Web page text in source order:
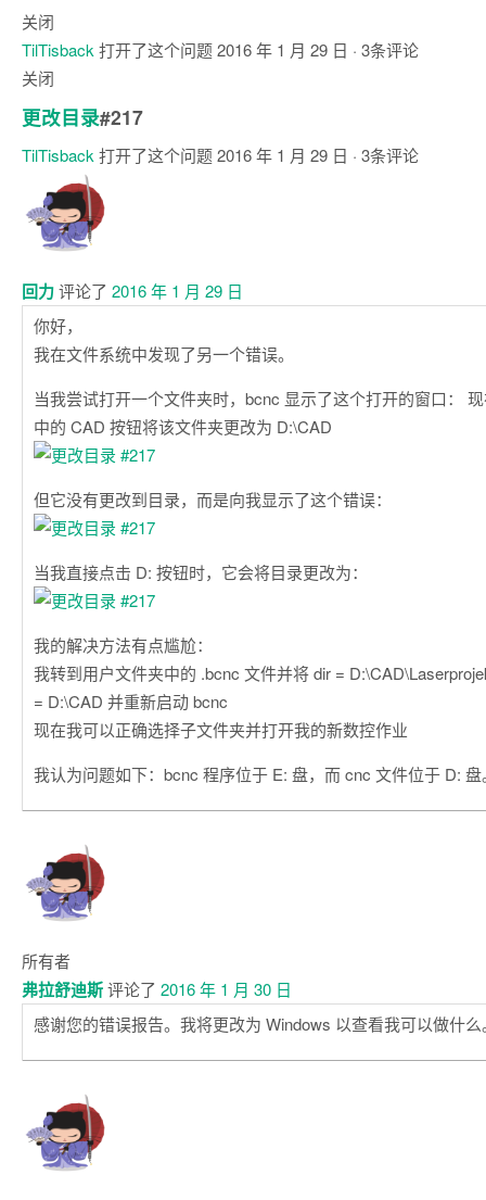
关闭
TilTisback 打开了这个问题2016 年 1 月 29 日 · 3条评论
关闭
更改目录#217
TilTisback 打开了这个问题2016 年 1 月 29 日 · 3条评论
注
释
回力评论了 2016 年 1 月 29 日
你好，
我在文件系统中发现了另一个错误。
当我尝试打开一个文件夹时，bcnc 显示了这个打开的窗口：
中的 CAD 按钮将该文件夹更改为 D:\CAD
但它没有更改到目录，而是向我显示了这个错误：
当我直接点击 D: 按钮时，它会将目录更改为：
我的解决方法有点尴尬：
我转到用户文件夹中的 .bcnc 文件并将 dir =
= D:\CAD 并重新启动 bcnc
现在我可以正确选择子文件夹并打开我的新数控作业
我认为问题如下：bcnc 程序位于 E: 盘，而 cnc 文件位于 D: 盘
所有者
弗拉舒迪斯评论了 2016 年 1 月 30 日
感谢您的错误报告。我将更改为 Windows 以查看我可以做什么